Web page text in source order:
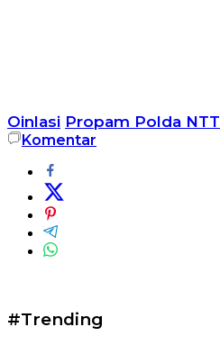
Oinlasi Propam Polda NTT
Komentar
#Trending